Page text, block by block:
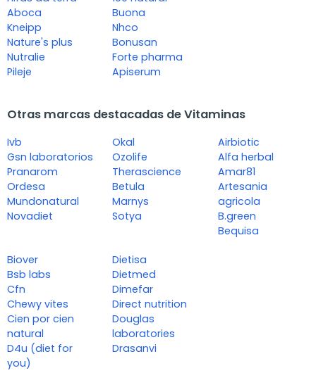
Aboca
Kneipp
Nature's plus
Nutralie
Pileje
Buona
Nhco
Bonusan
Forte pharma
Apiserum
Otras marcas destacadas de Vitaminas
Ivb
Gsn laboratorios
Pranarom
Ordesa
Mundonatural
Novadiet
Okal
Ozolife
Therascience
Betula
Marnys
Sotya
Airbiotic
Alfa herbal
Amar81
Artesania
agricola
B.green
Bequisa
Biover
Bsb labs
Cfn
Chewy vites
Cien por cien
natural
D4u (diet for
you)
Dietisa
Dietmed
Dimefar
Direct nutrition
Douglas
laboratories
Drasanvi